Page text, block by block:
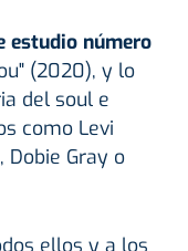
estudio número
(2020), y lo
del soul e
como Levi
Dobie Gray o
ellos y a los